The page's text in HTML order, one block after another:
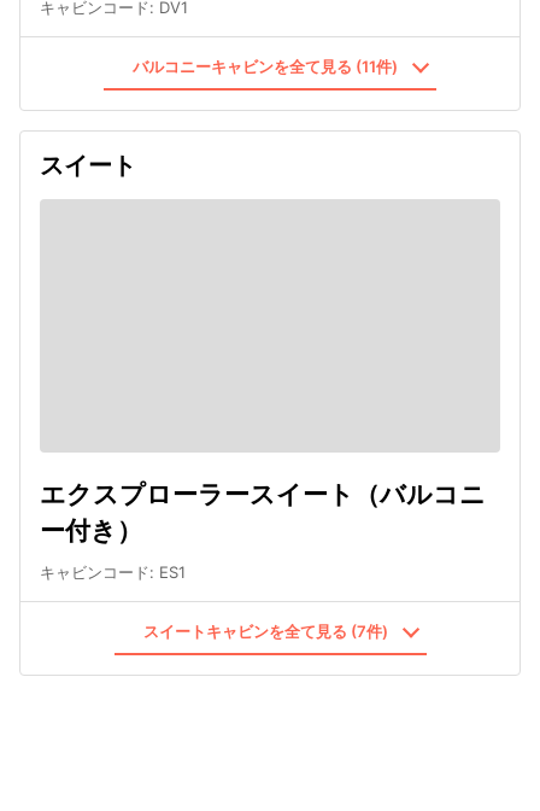
キャビンコード: DV1
バルコニーキャビンを全て見る (11件)
スイート
エクスプローラースイート（バルコニ
ー付き）
キャビンコード: ES1
スイートキャビンを全て見る (7件)